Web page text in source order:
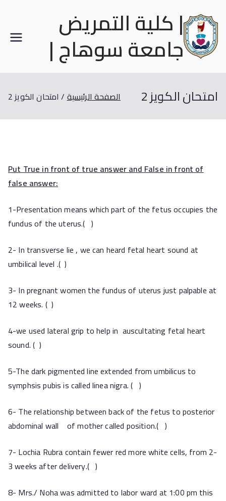
| كلية التمريض
جامعة سوهاج |
امتحان الكويز 2 الصفحة الرئيسية امتحان الكويز 2
Put True in front of true answer and False in front of
false answer:
1-Presentation means which part of the fetus occupies the
fundus of the uterus.( )
2- In transverse lie , we can heard fetal heart sound at
umbilical level .( )
3- In pregnant women the fundus of uterus just palpable at
12 weeks. ( )
4-we used lateral grip to help in auscultating fetal heart
sound. ( )
5-The dark pigmented line extended from umbilicus to
symphsis pubis is called linea nigra. ( )
6- The relationship between back of the fetus to posterior
abdominal wall of mother called position.( )
7- Lochia Rubra contain fewer red more white cells, from 2-
3 weeks after delivery.( )
8- Mrs./ Noha was admitted to labor ward at 1:00 pm this